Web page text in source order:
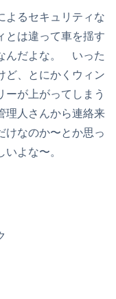
よるセキュリティな
とは違って車を揺す
んだよな。 いった
ど、とにかくウィン
ーが上がってしまう
人さんから連絡来
けなのか〜とか思っ
よな〜。